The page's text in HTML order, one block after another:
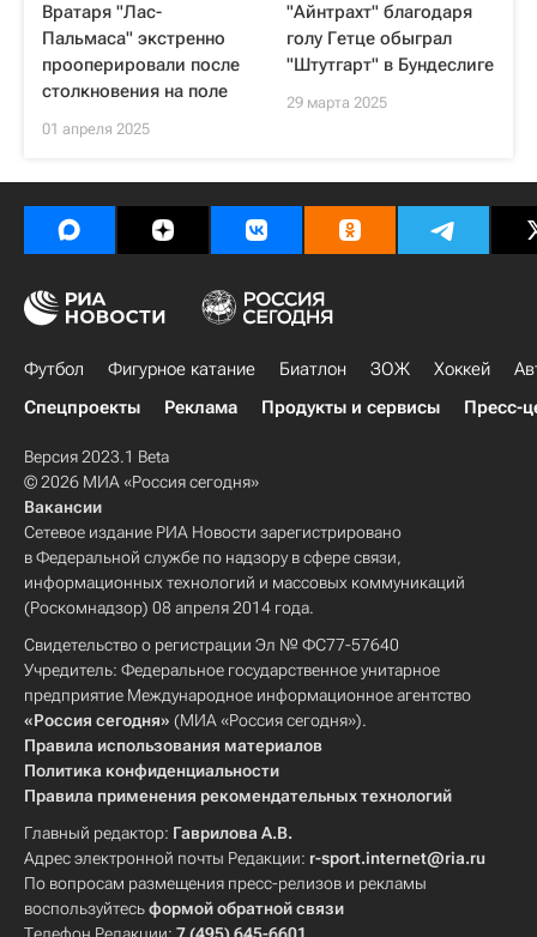
Вратаря "Лас-
Пальмаса" экстренно
прооперировали после
столкновения на поле
01 апреля 2025
"Айнтрахт" благодаря
голу Гетце обыграл
"Штутгарт" в Бундеслиге
29 марта 2025
Футбол Фигурное катание Биатлон ЗОЖ Хоккей
Спецпроекты
Реклама Продукты и сервисы Пресс-
Версия 2023.1 Beta
© 2026 МИА «Россия сегодня»
Вакансии
Сетевое издание РИА Новости зарегистрировано
в Федеральной службе по надзору в сфере связи,
информационных технологий и массовых коммуникаций
(Роскомнадзор) 08 апреля 2014 года.
Свидетельство о регистрации Эл № ФС77-57640
Учредитель: Федеральное государственное унитарное
предприятие Международное информационное агентство
«Россия сегодня» (МИА «Россия сегодня»).
Правила использования материалов
Политика конфиденциальности
Правила применения рекомендательных технологий
Главный редактор: Гаврилова А.В.
Адрес электронной почты Редакции: r-sport.internet@ria.ru
По вопросам размещения пресс-релизов и рекламы
воспользуйтесьформой обратной связи